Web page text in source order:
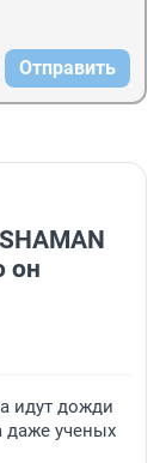
Отправить
он
идут дожди
даже ученых